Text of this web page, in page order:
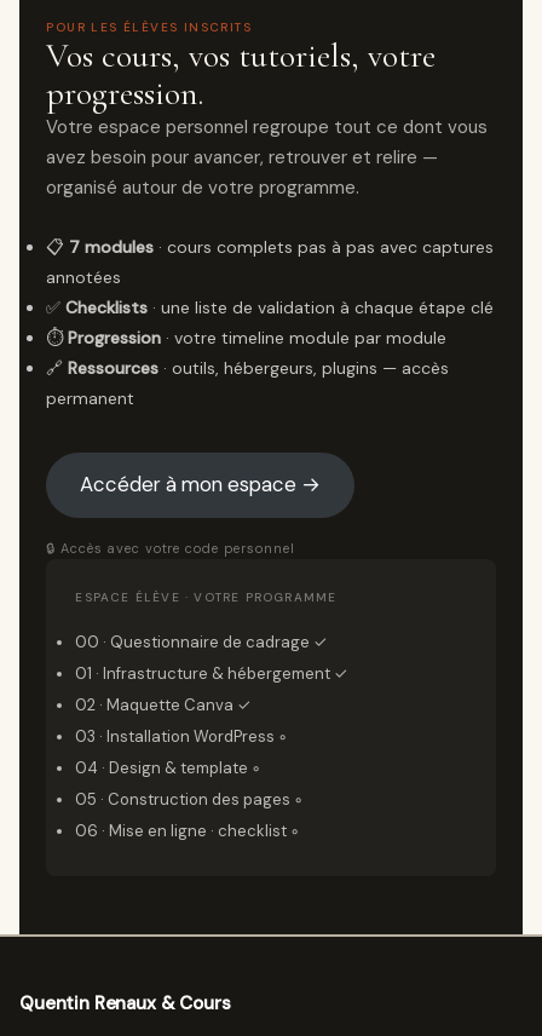
POUR LES ÉLÈVES INSCRITS
Vos cours, vos tutoriels, votre
progression.
Votre espace personnel regroupe tout ce dont vous
avez besoin pour avancer, retrouver et relire —
organisé autour de votre programme.
📋 7 modules · cours complets pas à pas avec captures
annotées
✅Checklists · une liste de validation à chaque étape clé
⏱️Progression · votre timeline module par module
🔗Ressources · outils, hébergeurs, plugins — accès
permanent
Accéder à mon espace →
🔒 Accès avec votre code personnel
ESPACE ÉLÈVE · VOTRE PROGRAMME
00 · Questionnaire de cadrage ✓
01 · Infrastructure & hébergement ✓
02 · Maquette Canva ✓
03 · Installation WordPress ◦
04 · Design & template ◦
05 · Construction des pages ◦
06 · Mise en ligne · checklist ◦
Quentin Renaux & Cours